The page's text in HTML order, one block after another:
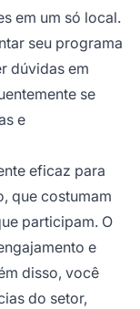
em um só local.
seu programa
dúvidas em
se
e
eficaz para
que costumam
participam. O
e
disso, você
do setor,